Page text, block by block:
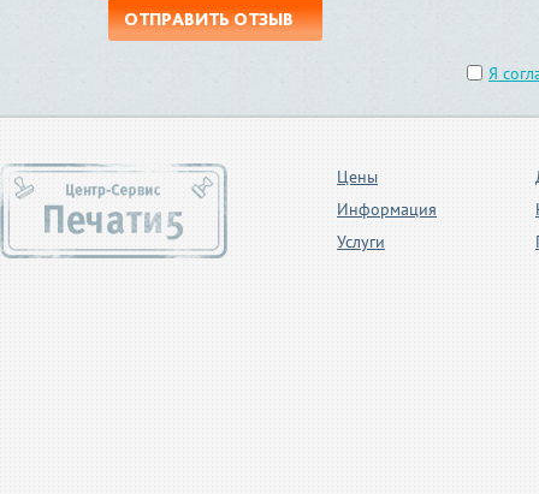
ОТПРАВИТЬ ОТЗЫВ
Я
Цены
Информация
Услуги